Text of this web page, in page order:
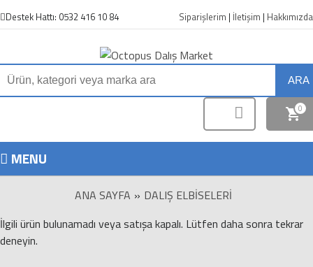
Destek Hattı: 0532 416 10 84 Siparişlerim | İletişim | Hakkımızda
ARA
0
MENU
ANA SAYFA » DALIŞ ELBISELERI
İlgili ürün bulunamadı veya satışa kapalı. Lütfen daha sonra tekrar
deneyin.